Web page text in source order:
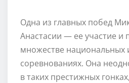
Одна из главных побед
Анастасии — ее участие и
множестве
соревнованиях. Она
в таких престижных